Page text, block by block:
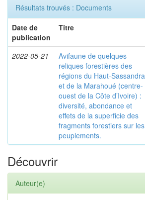
Résultats trouvés : Documents
Date de
publication
Titre
2022-05-21
Avifaune de quelques
reliques forestières des
régions du Haut-Sassandra
et de la Marahoué (centre-
ouest de la Côte d’Ivoire) :
diversité, abondance et
effets de la superficie des
fragments forestiers sur les
peuplements.
Découvrir
Auteur(e)